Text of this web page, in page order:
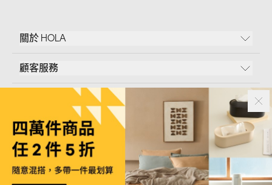
關於 HOLA
顧客服務
和樂家居股份有限公司｜臺北市內湖區新湖三路23號5樓
Follow Us